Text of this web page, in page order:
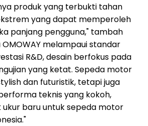
produk yang terbukti tahan
yang dapat memperoleh
panjang pengguna," tambah
OMOWAY melampaui standar
R&D, desain berfokus pada
yang ketat. Sepeda motor
dan futuristik, tetapi juga
teknis yang kokoh,
baru untuk sepeda motor
."